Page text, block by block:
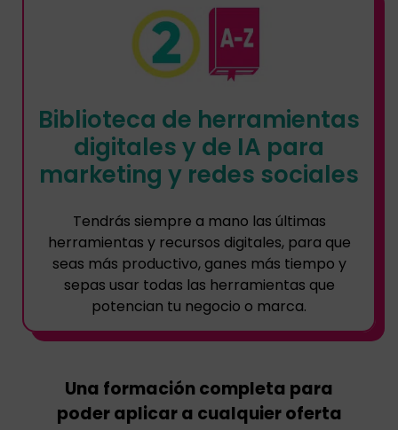
Biblioteca de herramientas
digitales y de IA para
marketing y redes sociales
Tendrás siempre a mano las últimas
herramientas y recursos digitales, para que
seas más productivo, ganes más tiempo y
sepas usar todas las herramientas que
potencian tu negocio o marca.
Una formación completa para
poder aplicar a cualquier oferta